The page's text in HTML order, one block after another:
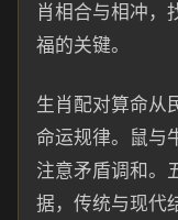
肖相合与相冲，
福的关键。
生肖配对算命从
命运规律。鼠与
注意矛盾调和。
据，传统与现代